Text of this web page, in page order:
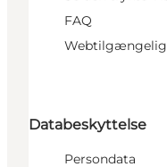
FAQ
Databeskyttelse
Persondata